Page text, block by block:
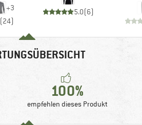
+3
(24)
5.0(6)
100%
empfehlen dieses Produkt